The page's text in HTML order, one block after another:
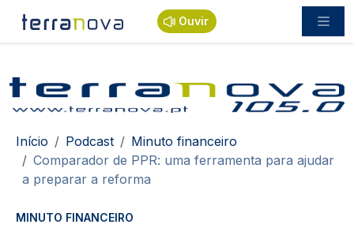
Passar para o conteúdo principal
Ouvir
Navegação estrutural
Início Podcast
Minuto financeiro
Comparador de PPR: uma ferramenta para ajudar
a preparar a reforma
MINUTO FINANCEIRO